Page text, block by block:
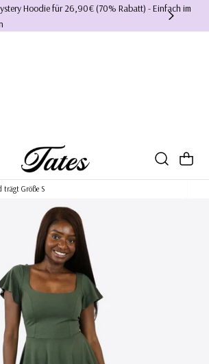
Hoodie für 26,90€ (70% Rabatt) - Einfach im
Warenkorb
trägt Größe S